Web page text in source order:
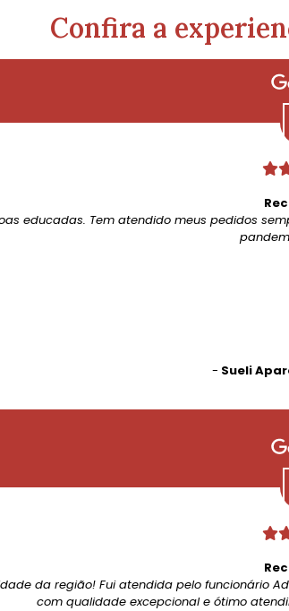
Confira a
educadas. Tem atendido meus pedidos
- Sueli
da região! Fui atendida pelo funcionário
com qualidade excepcional e ótimo